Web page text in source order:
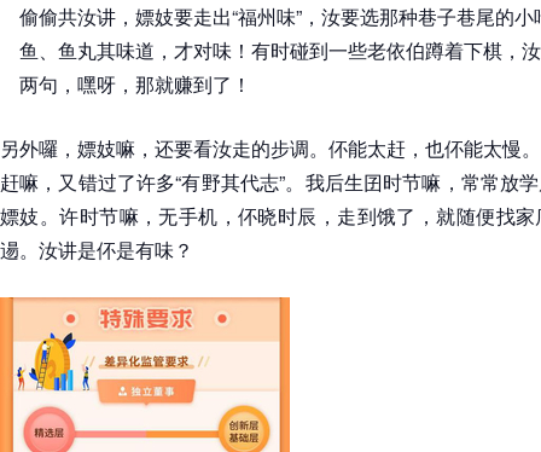
偷偷共汝讲，嫖妓要走出“福州味”，汝要选那种巷子巷尾的
鱼、鱼丸其味道，才对味！有时碰到一些老依伯蹲着下棋，
两句，嘿呀，那就赚到了！
另外囉，嫖妓嘛，还要看汝走的步调。伓能太赶，也伓能太慢
赶嘛，又错过了许多“有野其代志”。我后生囝时节嘛，常常放
嫖妓。许时节嘛，无手机，伓晓时辰，走到饿了，就随便找
逿。汝讲是伓是有味？